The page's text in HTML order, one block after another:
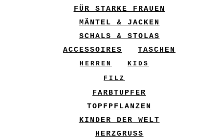
FÜR STARKE FRAUEN
MÄNTEL & JACKEN
SCHALS & STOLAS
ACCESSOIRES
TASCHEN
HERREN
KIDS
FILZ
FARBTUPFER
TOPFPFLANZEN
KINDER DER WELT
HERZGRUSS